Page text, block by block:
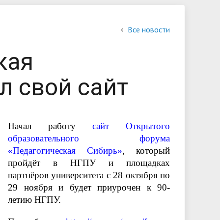
обучающихся
Повышение квалификации иВсе новости
свой сайт
Начал работу сайт Открытого
образовательного форума
«Педагогическая Сибирь», который
пройдёт в НГПУ и площадках
партнёров университета с 28 октября по
29 ноября и будет приурочен к 90-
летию НГПУ.